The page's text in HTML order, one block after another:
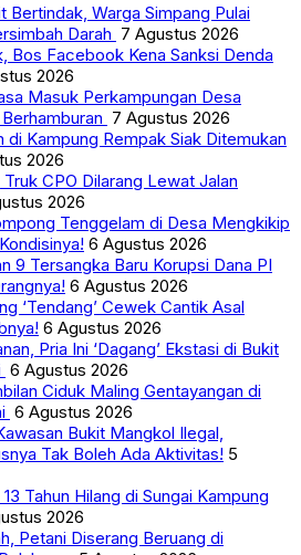
Bertindak, Warga Simpang Pulai
Darah 7 Agustus 2026
Bos Facebook Kena Sanksi Denda
2026
Masuk Perkampungan Desa
7 Agustus 2026
di Kampung Rempak Siak Ditemukan
2026
CPO Dilarang Lewat Jalan
2026
Tenggelam di Desa Mengkikip
6 Agustus 2026
9 Tersangka Baru Korupsi Dana PI
6 Agustus 2026
‘Tendang’ Cewek Cantik Asal
6 Agustus 2026
Pria Ini ‘Dagang’ Ekstasi di Bukit
6 Agustus 2026
Ciduk Maling Gentayangan di
6 Agustus 2026
Bukit Mangkol Ilegal,
Tak Boleh Ada Aktivitas! 5
Tahun Hilang di Sungai Kampung
2026
Petani Diserang Beruang di